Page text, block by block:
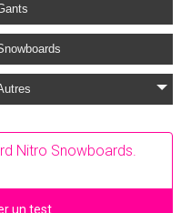
Nitro Snowboards.
un test